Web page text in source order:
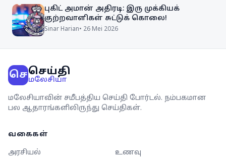
புகிட் அமான் அதிரடி: இரு முக்கியக்
குற்றவாளிகள் சுட்டுக் கொலை!
Sinar Harian• 26 Mei 2026
செசெய்தி
மலேசியா
மலேசியாவின் சமீபத்திய செய்தி போர்டல். நம்பகமான
பல ஆதாரங்களிலிருந்து செய்திகள்.
வகைகள்
அரசியல்
உணவு